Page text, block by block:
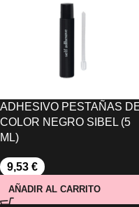
ADHESIVO PESTAÑAS
COLOR NEGRO SIBEL (5
ML)
9,53 €
AÑADIR AL CARRITO